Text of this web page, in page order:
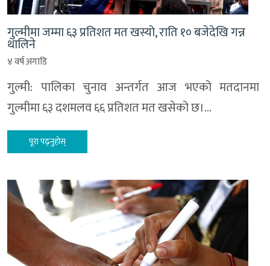
गुल्मीमा जम्मा ६३ प्रतिशत मत खस्यो, राति १० बजेदेखि गन्न
थालिने
४ वर्ष अगाडि
गुल्मी: पालिका चुनाव अन्तर्गत आज भएको मतदानमा
गुल्मीमा ६३ दशमलव ६६ प्रतिशत मत खसेको छ।…
पूरा पढ्नुहोस्